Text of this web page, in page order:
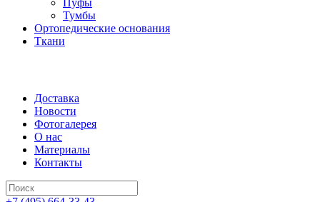
Пуфы
Тумбы
Ортопедические основания
Ткани
Доставка
Новости
Фотогалерея
О нас
Материалы
Контакты